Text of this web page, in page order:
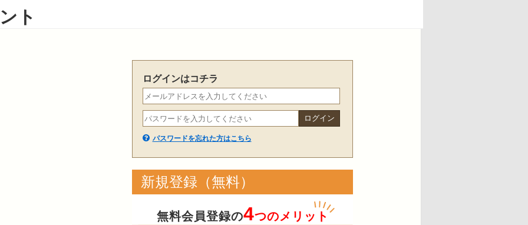
ト
ログインはコチラ
パスワードを忘れた方はこちら
新規登録（無料）
無料会員登録の4つのメリット